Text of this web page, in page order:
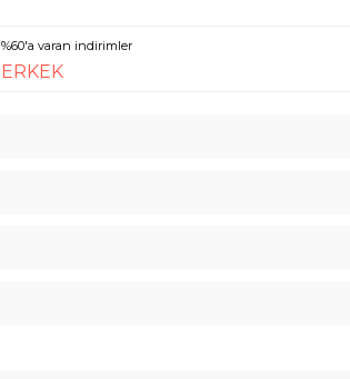
%60'a varan indirimler
ERKEK